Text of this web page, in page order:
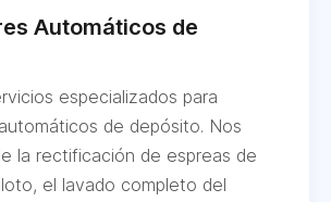
Automáticos de
especializados para
de depósito. Nos
la rectificación de espreas de
el lavado completo del